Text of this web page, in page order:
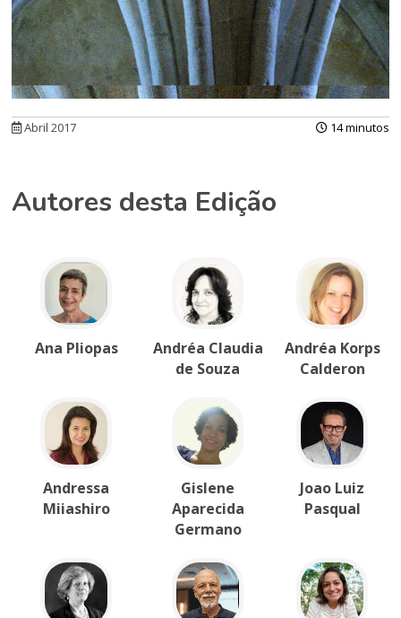
Abril 2017 14 minutos
Autores desta Edição
Ana Pliopas
Andréa Claudia
de Souza
Andréa Korps
Calderon
Andressa
Miiashiro
Gislene
Aparecida
Germano
Joao Luiz
Pasqual